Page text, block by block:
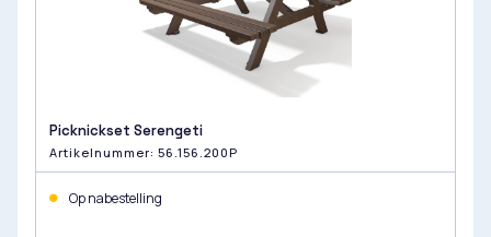
Picknickset Serengeti
Artikelnummer: 56.156.200P
Op nabestelling